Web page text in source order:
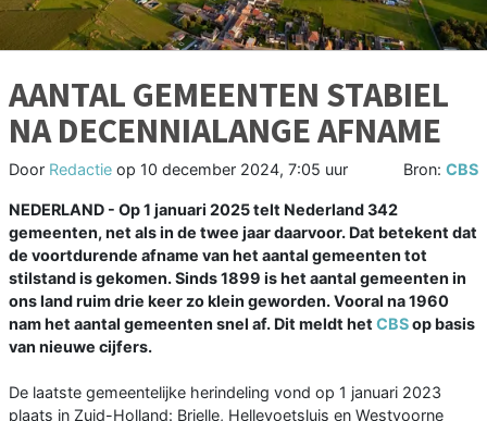
AANTAL GEMEENTEN STABIEL
NA DECENNIALANGE AFNAME
Door Redactie op 10 december 2024, 7:05 uur Bron: CBS
NEDERLAND - Op 1 januari 2025 telt Nederland 342
gemeenten, net als in de twee jaar daarvoor. Dat betekent dat
de voortdurende afname van het aantal gemeenten tot
stilstand is gekomen. Sinds 1899 is het aantal gemeenten in
ons land ruim drie keer zo klein geworden. Vooral na 1960
nam het aantal gemeenten snel af. Dit meldt het CBSop basis
van nieuwe cijfers.
De laatste gemeentelijke herindeling vond op 1 januari 2023
plaats in Zuid-Holland: Brielle, Hellevoetsluis en Westvoorne